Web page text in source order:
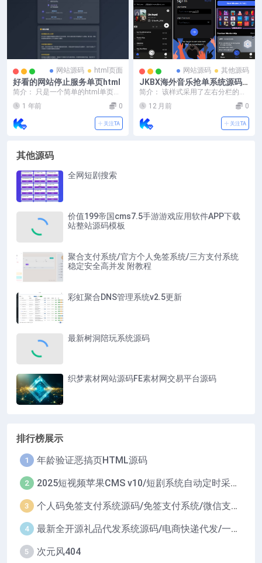
网站源码 html页面
好看的网站停止服务单页html
简介： 只是一个简单的html单页没
有什么难度 话不多说 直接上源码
拿走吱一声...
1 年前 0
关注TA
网站源码 其他源码
JKBX海外音乐抢单系统源码 t
hinkphp框架 附教程
简介： 该样式采用了左右分栏的布
局设计。左侧是 “公告列表”，以列
表形式呈现多条...
12 月前 0
关注TA
其他源码
全网短剧搜索
价值199帝国cms7.5手游游戏应用软件APP下载
站整站源码模板
聚合支付系统/官方个人免签系统/三方支付系统
稳定安全高并发 附教程
彩虹聚合DNS管理系统v2.5更新
最新树洞陪玩系统源码
织梦素材网站源码FE素材网交易平台源码
排行榜展示
1 年龄验证恶搞页HTML源码
2 2025短视频苹果CMS v10/短剧系统自动定时采集H5移动端在线影视视频短剧源码小剧场短剧影视源码
3 个人码免签支付系统源码/免签支付系统/微信支付平台
4 最新全开源礼品代发系统源码/电商快递代发/一件代发系统
5 次元风404